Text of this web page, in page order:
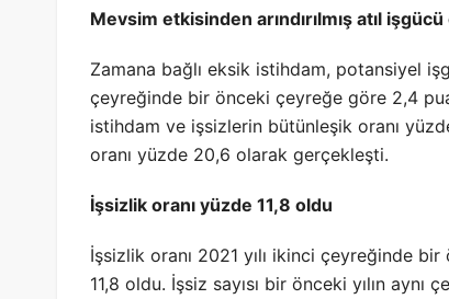
Mevsim etkisinden arındırılmış atıl
Zamana bağlı eksik istihdam, potansiyel
çeyreğinde bir önceki çeyreğe göre 2,4
istihdam ve işsizlerin bütünleşik oranı
oranı yüzde 20,6 olarak gerçekleşti.
İşsizlik oranı yüzde 11,8 oldu
İşsizlik oranı 2021 yılı ikinci çeyreğinde
11,8 oldu. İşsiz sayısı bir önceki yılın